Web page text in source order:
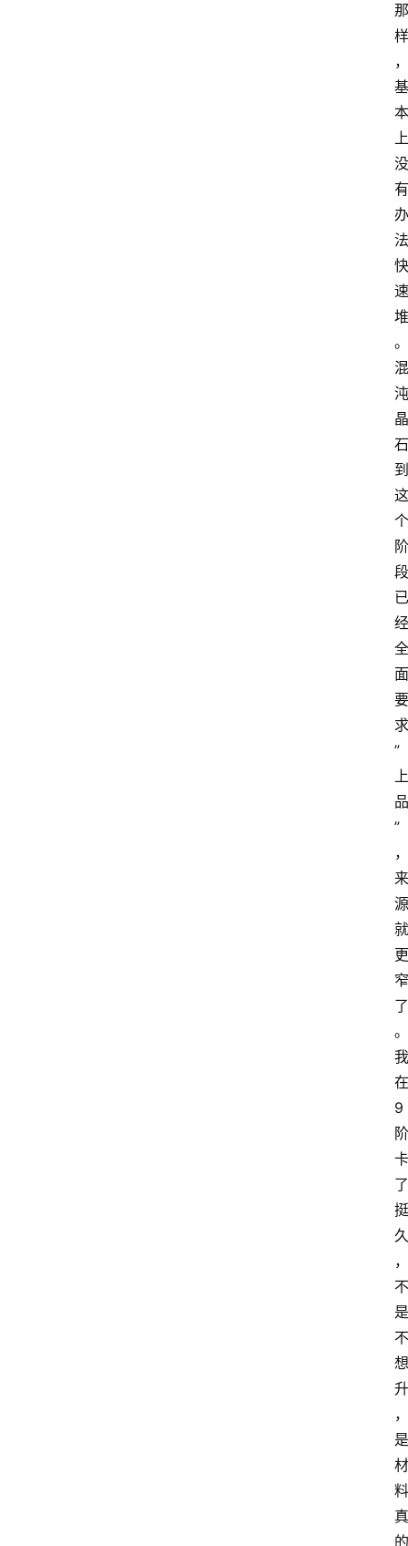
那
样
，
基
本
上
没
有
办
法
快
速
堆
。
混
沌
晶
石
到
这
个
阶
段
已
经
全
面
要
求
”
上
品
”
，
来
源
就
更
窄
了
。
我
在
9
阶
卡
了
挺
久
，
不
是
不
想
升
，
是
材
料
真
的